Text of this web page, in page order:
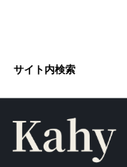
サイト内検索